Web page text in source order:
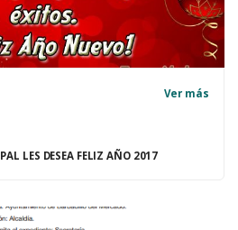
Ver más
LES DESEA FELIZ AÑO 2017